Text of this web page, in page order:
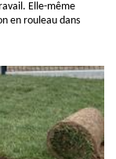
Elle-même
en rouleau dans